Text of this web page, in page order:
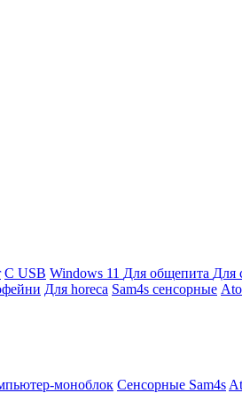
С USB Windows 11 Для общепита Для
Для horeca Sam4s сенсорные
моноблок Сенсорные Sam4s